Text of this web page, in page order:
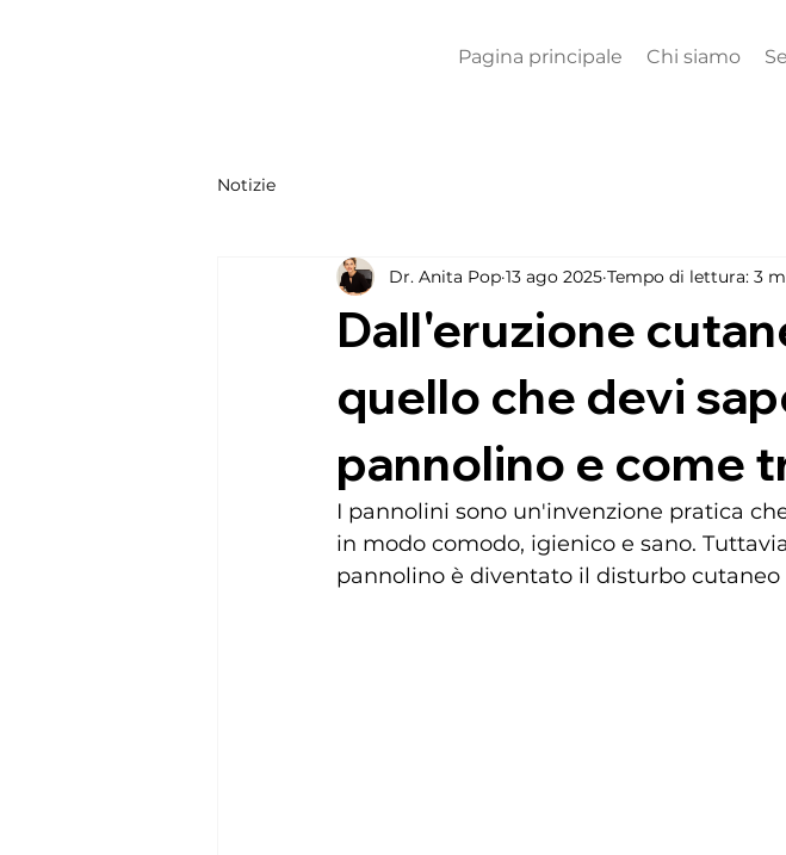
Pagina principale Chi siamo
Notizie
Dall'eruzione
quello che devi
pannolino e come
Dr. Anita Pop 13 ago 2025 Tempo di lettura: 3
I pannolini sono un'invenzione pratica
in modo comodo, igienico e sano.
pannolino è diventato il disturbo